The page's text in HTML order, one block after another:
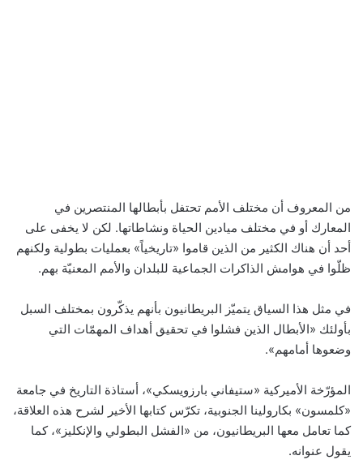
من المعروف أن مختلف الأمم تحتفل بأبطالها المنتصرين في
المعارك أو في مختلف ميادين الحياة ونشاطاتها. لكن لا يخفى على
أحد أن هناك الكثير من الذين قاموا «تاريخياً» بعمليات بطولية ولكنهم
ظلّوا في هوامش الذاكرات الجماعية للبلدان والأمم المعنيّة بهم.
في مثل هذا السياق يتميّز البريطانيون بأنهم يذكّرون بمختلف السبل
بأولئك «الأبطال الذين فشلوا في تحقيق أهداف المهمّات التي
وضعوها أمامهم».
المؤرّخة الأميركية «ستيفاني بارزويسكي»، أستاذة التاريخ في جامعة
«كلمسون» بكارولينا الجنوبية، تكرّس كتابها الأخير لشرح هذه العلاقة،
كما تعامل معها البريطانيون، من «الفشل البطولي والإنكليز»، كما
يقول عنوانه.